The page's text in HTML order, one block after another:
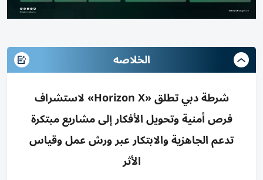
الخلاصه
شرطة دبي تطلق «Horizon X» لاستشراف
فرص أمنية وتحويل الأفكار إلى مشاريع مبتكرة
تدعم الجاهزية والابتكار عبر ورش عمل وقياس
الأثر